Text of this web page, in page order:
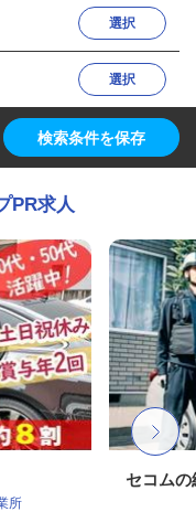
選択
選択
検索条件を保存
PR求人
所
セコムの